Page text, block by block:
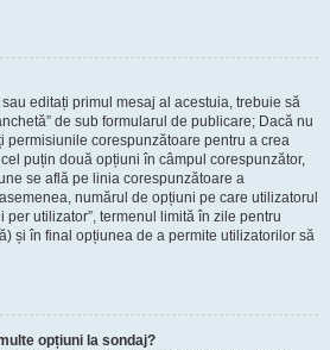
editați primul mesaj al acestuia, trebuie să
de sub formularul de publicare; Dacă nu
permisiunile corespunzătoare pentru a crea
puțin două opțiuni în câmpul corespunzător,
se află pe linia corespunzătoare a
numărul de opțiuni pe care utilizatorul
per utilizator”, termenul limită în zile pentru
și în final opțiunea de a permite utilizatorilor să
opțiuni la sondaj?